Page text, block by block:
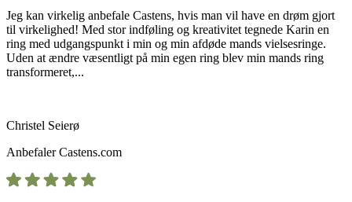
Jeg kan virkelig anbefale Castens, hvis man vil have en drøm gjort
til virkelighed! Med stor indføling og kreativitet tegnede Karin en
ring med udgangspunkt i min og min afdøde mands vielsesringe.
Uden at ændre væsentligt på min egen ring blev min mands ring
transformeret,...
Christel Seierø
AnbefalerCastens.com